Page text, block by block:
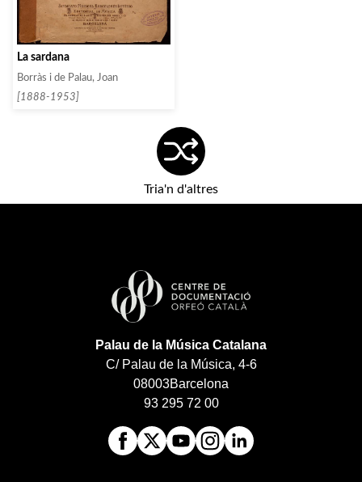
La sardana
Borràs i de Palau, Joan
[1888-1953]
Tria'n d'altres
Palau de la Música Catalana
C/ Palau de la Música, 4-6
08003Barcelona
93 295 72 00